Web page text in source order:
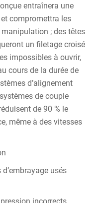
entraînera une
compromettra les
; des têtes
un filetage croisé
impossibles à ouvrir,
cours de la durée de
d’alignement
de couple
de 90 % le
même à des vitesses
usés